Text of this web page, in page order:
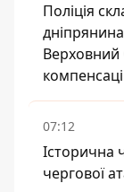
Поліція
Верховний
07:12
Історична
чергової